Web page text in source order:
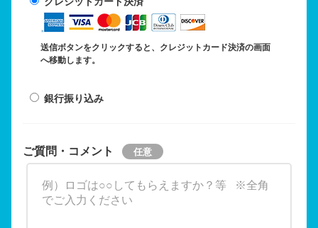
送信ボタンをクリックすると、クレジットカード決済の画面
へ移動します。
銀行振り込み
ご質問・コメント